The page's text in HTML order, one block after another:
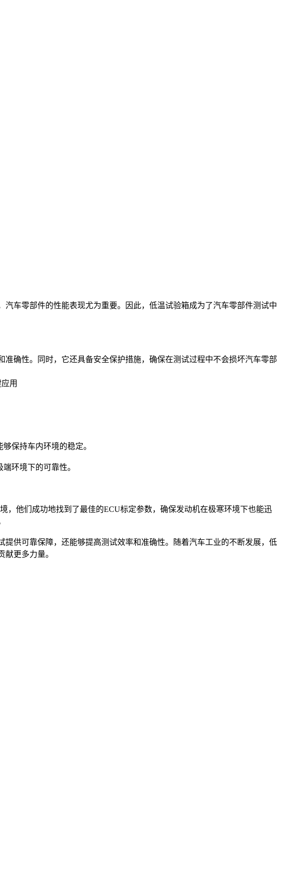
车零部件的性能表现尤为重要。因此，低温试验箱成为了汽车零部件测试中
确性。同时，它还具备安全保护措施，确保在测试过程中不会损坏汽车零部
保持车内环境的稳定。
环境下的可靠性。
他们成功地找到了最佳的ECU标定参数，确保发动机在极寒环境下也能迅
供可靠保障，还能够提高测试效率和准确性。随着汽车工业的不断发展，低
更多力量。